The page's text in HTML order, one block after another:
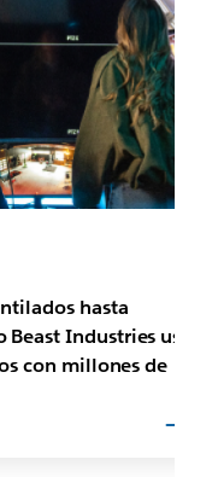
hasta
Industries usa
con millones de